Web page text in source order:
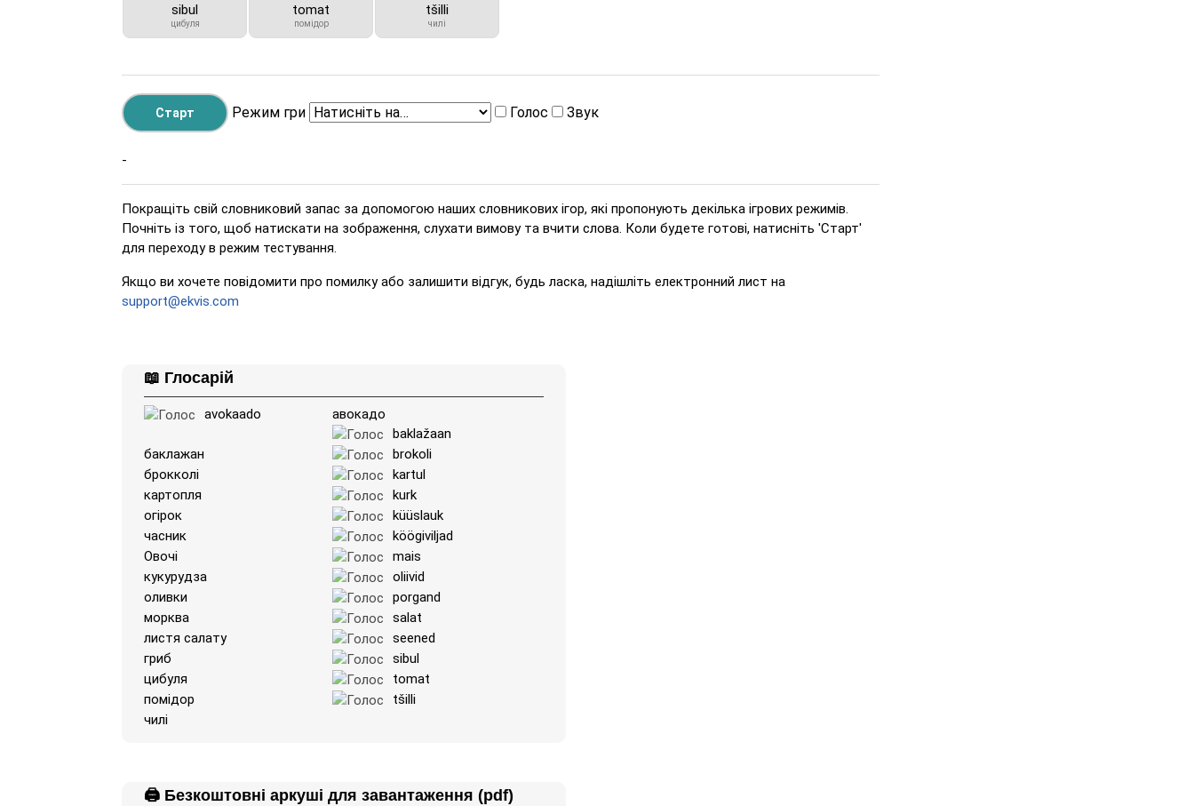
sibul
цибуля
tomat
помідор
tšilli
чилі
Режим гри Голос Звук
-
Покращіть свій словниковий запас за допомогою наших словникових ігор, які пропонують декілька ігрових режимів.
Почніть із того, щоб натискати на зображення, слухати вимову та вчити слова. Коли будете готові, натисніть 'Старт'
для переходу в режим тестування.
Якщо ви хочете повідомити про помилку або залишити відгук, будь ласка, надішліть електронний лист на
support@ekvis.com
📖 Глосарій
avokaado
авокадо
baklažaan
баклажан
brokoli
брокколі
kartul
картопля
kurk
огірок
küüslauk
часник
köögiviljad
Овочі
mais
кукурудза
oliivid
оливки
porgand
морква
salat
листя салату
seened
гриб
sibul
цибуля
tomat
помідор
tšilli
чилі
🖨️ Безкоштовні аркуші для завантаження (pdf)